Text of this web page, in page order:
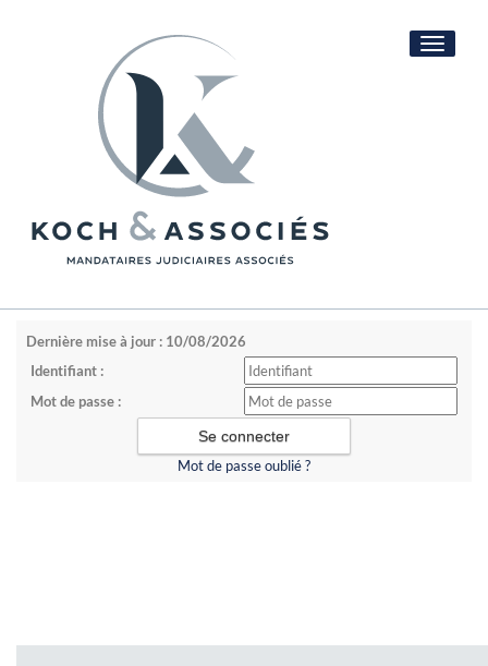
Toggle
Dernière mise à jour : 10/08/2026
Identifiant :
Mot de passe :
Mot de passe oublié ?